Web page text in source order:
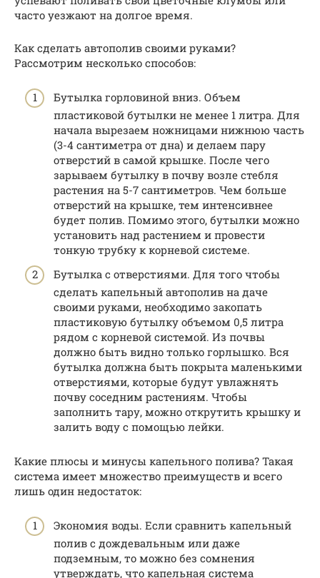
часто уезжают на долгое время.
Как сделать автополив своими руками?
Рассмотрим несколько способов:
Бутылка горловиной вниз. Объем
пластиковой бутылки не менее 1 литра. Для
начала вырезаем ножницами нижнюю часть
(3-4 сантиметра от дна) и делаем пару
отверстий в самой крышке. После чего
зарываем бутылку в почву возле стебля
растения на 5-7 сантиметров. Чем больше
отверстий на крышке, тем интенсивнее
будет полив. Помимо этого, бутылки можно
установить над растением и провести
тонкую трубку к корневой системе.
Бутылка с отверстиями. Для того чтобы
сделать капельный автополив на даче
своими руками, необходимо закопать
пластиковую бутылку объемом 0,5 литра
рядом с корневой системой. Из почвы
должно быть видно только горлышко. Вся
бутылка должна быть покрыта маленькими
отверстиями, которые будут увлажнять
почву соседним растениям. Чтобы
заполнить тару, можно открутить крышку и
залить воду с помощью лейки.
Какие плюсы и минусы капельного полива? Такая
система имеет множество преимуществ и всего
лишь один недостаток:
Экономия воды. Если сравнить капельный
полив с дождевальным или даже
подземным, то можно без сомнения
утверждать, что капельная система